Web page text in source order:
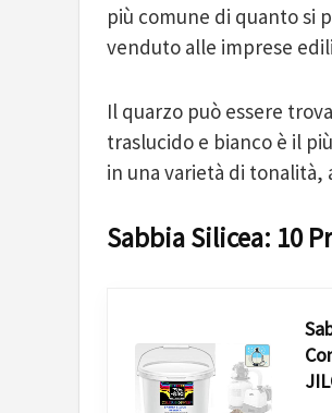
più comune di quanto si
venduto alle imprese
Il quarzo può essere
traslucido e bianco è il
in una varietà di tonalità,
Sabbia Silicea: 10